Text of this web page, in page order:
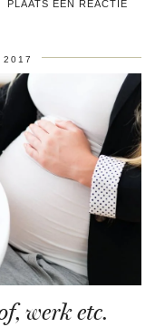
PLAATS EEN REACTIE
2017
werk etc.